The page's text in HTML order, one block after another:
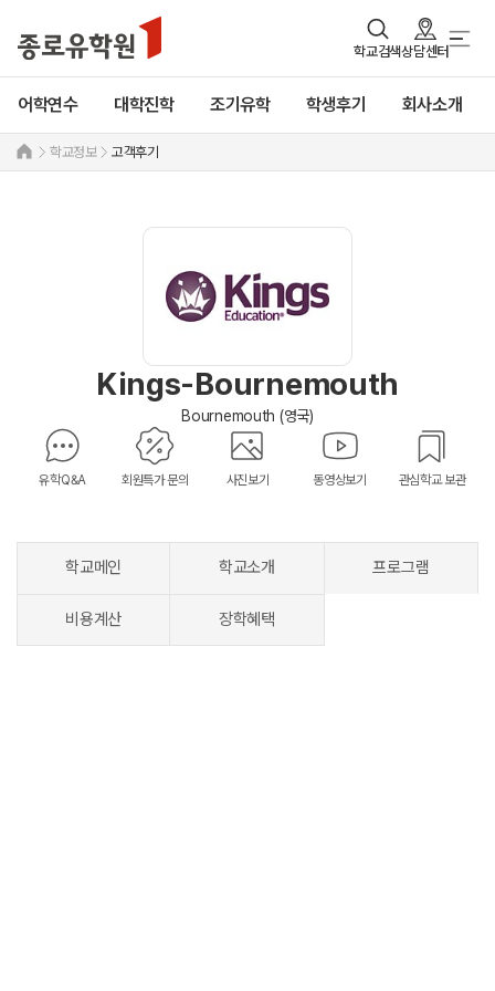
학교검색상담센터
어학연수 대학진학 조기유학 학생후기 회사소개
학교정보 고객후기
Kings-Bournemouth
Bournemouth (영국)
유학Q&A 회원특가 문의 사진보기 동영상보기 관심학교 보관
학교메인 학교소개 프로그램
비용계산 장학혜택